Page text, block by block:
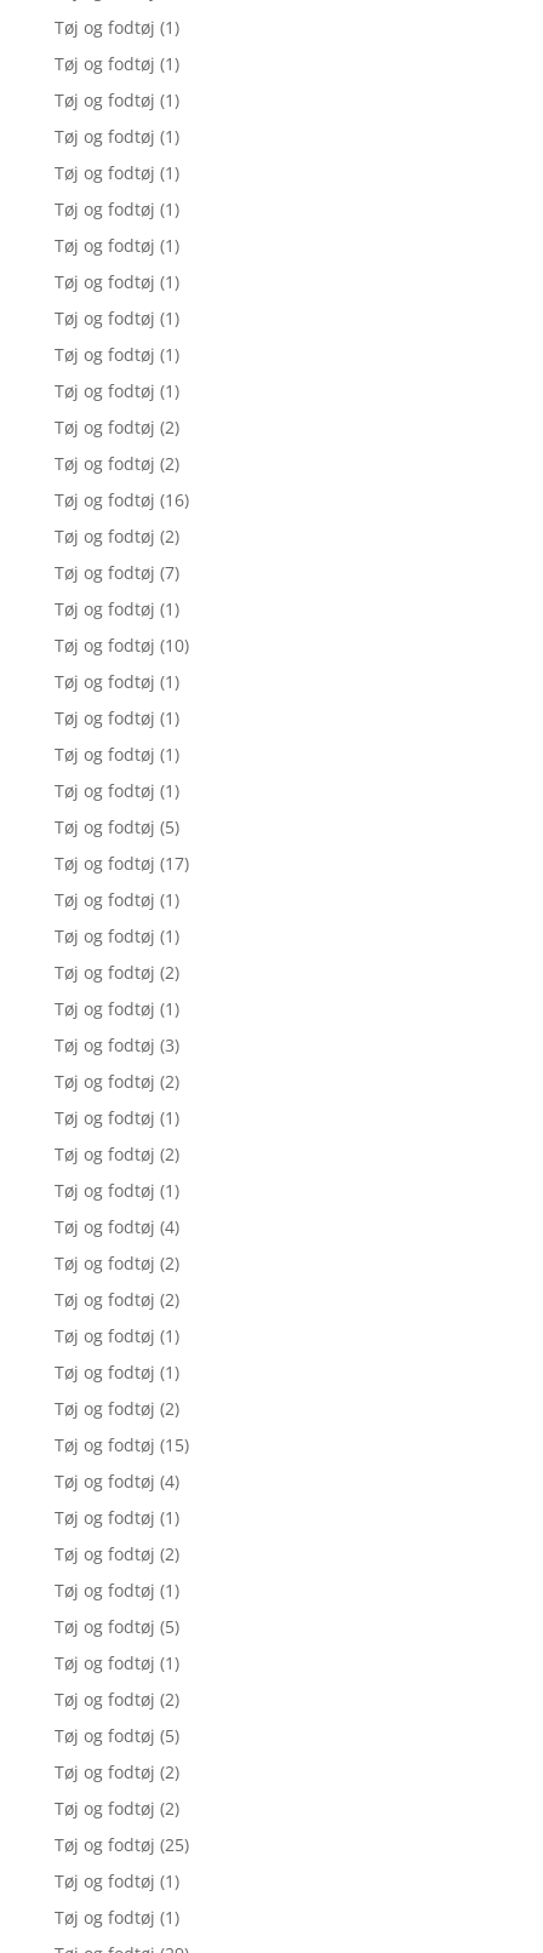
Tøj og fodtøj (1)
Tøj og fodtøj (1)
Tøj og fodtøj (1)
Tøj og fodtøj (1)
Tøj og fodtøj (1)
Tøj og fodtøj (1)
Tøj og fodtøj (1)
Tøj og fodtøj (1)
Tøj og fodtøj (1)
Tøj og fodtøj (1)
Tøj og fodtøj (1)
Tøj og fodtøj (2)
Tøj og fodtøj (2)
Tøj og fodtøj (16)
Tøj og fodtøj (2)
Tøj og fodtøj (7)
Tøj og fodtøj (1)
Tøj og fodtøj (10)
Tøj og fodtøj (1)
Tøj og fodtøj (1)
Tøj og fodtøj (1)
Tøj og fodtøj (1)
Tøj og fodtøj (5)
Tøj og fodtøj (17)
Tøj og fodtøj (1)
Tøj og fodtøj (1)
Tøj og fodtøj (2)
Tøj og fodtøj (1)
Tøj og fodtøj (3)
Tøj og fodtøj (2)
Tøj og fodtøj (1)
Tøj og fodtøj (2)
Tøj og fodtøj (1)
Tøj og fodtøj (4)
Tøj og fodtøj (2)
Tøj og fodtøj (2)
Tøj og fodtøj (1)
Tøj og fodtøj (1)
Tøj og fodtøj (2)
Tøj og fodtøj (15)
Tøj og fodtøj (4)
Tøj og fodtøj (1)
Tøj og fodtøj (2)
Tøj og fodtøj (1)
Tøj og fodtøj (5)
Tøj og fodtøj (1)
Tøj og fodtøj (2)
Tøj og fodtøj (5)
Tøj og fodtøj (2)
Tøj og fodtøj (2)
Tøj og fodtøj (25)
Tøj og fodtøj (1)
Tøj og fodtøj (1)